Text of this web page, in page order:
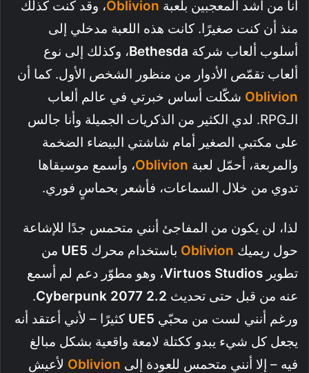
أنا من أشد المعجبين بلعبة Oblivion، وقد كنت كذلك
منذ أن كنت صغيرًا. كانت هذه اللعبة مدخلي إلى
أسلوب ألعاب شركة Bethesda، وكذلك إلى نوع
ألعاب تقمّص الأدوار من منظور الشخص الأول. كما أن
Oblivion شكّلت أساس خبرتي في عالم ألعاب
الـRPG. لدي الكثير من الذكريات الجميلة وأنا جالس
على مكتبي الصغير أمام شاشتي البيضاء الضخمة
والمربعة، أحمّل لعبة Oblivion، وأسمع موسيقاها
تدوي من خلال السماعات، فأشعر بحماسٍ فوري.
لذا، لن يكون من المفاجئ أنني متحمس جدًا للإشاعة
حول ريميك Oblivion باستخدام محرك UE5 من
تطوير Virtuos Studios، وهو مطوّر دعم لم أسمع
عنه من قبل حتى تحديث Cyberpunk 2077 2.2
.
ورغم أنني لست من محبّي UE5 كثيرًا – لأني أعتقد أنه
يجعل كل شيء يبدو ككتلة لامعة واقعية بشكل مبالغ
فيه – إلا أنني متحمس للعودة إلى Oblivion لأعيش